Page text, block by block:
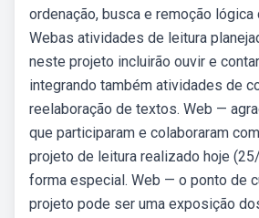
ordenação, busca e remoção
Webas atividades de leitura
neste projeto incluirão ouvir e
integrando também atividades de
reelaboração de textos. Web —
que participaram e colaboraram
projeto de leitura realizado hoje
forma especial. Web — o ponto de
projeto pode ser uma exposição